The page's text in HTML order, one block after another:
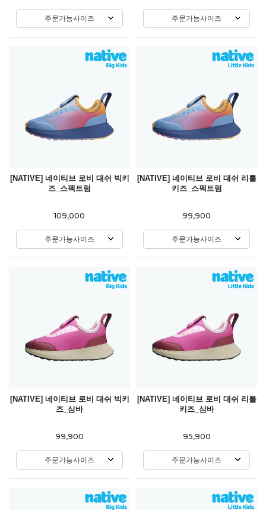
주문가능사이즈 주문가능사이즈
[NATIVE] 네이티브 로비 대쉬 빅키
즈_스펙트럼
109,000
주문가능사이즈
[NATIVE] 네이티브 로비 대쉬 리틀
키즈_스펙트럼
99,900
주문가능사이즈
[NATIVE] 네이티브 로비 대쉬 빅키
즈_삼바
99,900
주문가능사이즈
[NATIVE] 네이티브 로비 대쉬 리틀
키즈_삼바
95,900
주문가능사이즈